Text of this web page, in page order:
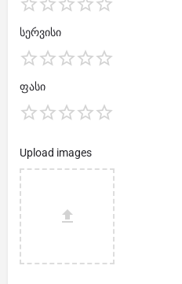
სერვისი
ფასი
Upload images